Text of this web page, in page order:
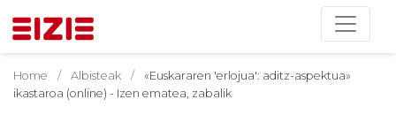
Home Albisteak
«Euskararen 'erlojua': aditz-aspektua»
ikastaroa (online) - Izen ematea, zabalik